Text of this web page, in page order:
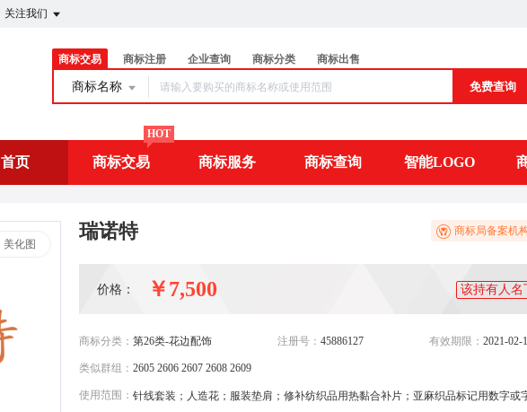
关注我们
商标交易 商标注册 企业查询 商标分类 商标出售
商标名称 免费查询
首页 商标交易
HOT
商标服务 商标查询 智能LOGO
美化图
瑞诺特 商标局备案机
价格： ￥7,500 该持有人名
商标分类： 第26类-花边配饰 注册号： 45886127 有效期限： 2021-02-
类似群组： 2605 2606 2607 2608 2609
使用范围： 针线套装；人造花；服装垫肩；修补纺织品用热黏合补片；亚麻织品标记用数字或